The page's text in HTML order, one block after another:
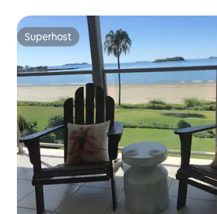
Superhost
Superhost